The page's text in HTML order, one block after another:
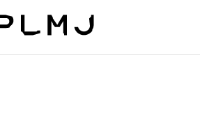
PLMJ